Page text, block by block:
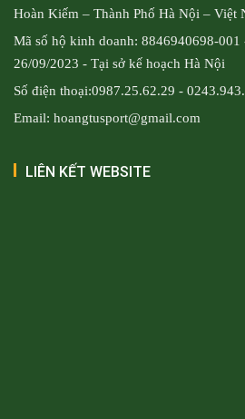
Hoàn Kiếm – Thành Phố Hà Nội – Việt
Mã số hộ kinh doanh: 8846940698-
26/09/2023 - Tại sở kế hoạch Hà Nội
Số điện thoại:0987.25.62.29 -
Email: hoangtusport@gmail.com
LIÊN KẾT WEBSITE